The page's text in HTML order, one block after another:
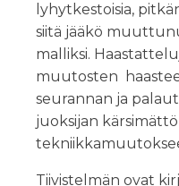
lyhytkestoisia,
siitä jääkö
malliksi.
muutosten
seurannan ja
juoksijan
Tiivistelmän ovat